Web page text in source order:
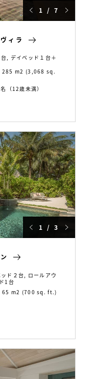
1 / 7
ィラ
, デイベッド１台＋
m2 (3,068 sq.
（12歳未満）
1 / 3
ド２台, ロールアウ
1台
65 m2 (700 sq. ft.)